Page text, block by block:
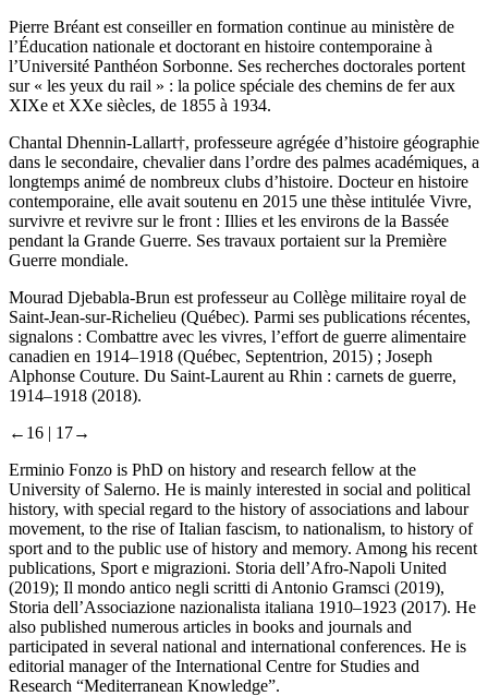
Pierre Bréant est conseiller en formation continue au ministère de
l’Éducation nationale et doctorant en histoire contemporaine à
l’Université Panthéon Sorbonne. Ses recherches doctorales portent
sur « les yeux du rail » : la police spéciale des chemins de fer aux
XIXe et XXe siècles, de 1855 à 1934.
Chantal Dhennin-Lallart†, professeure agrégée d’histoire géographie
dans le secondaire, chevalier dans l’ordre des palmes académiques, a
longtemps animé de nombreux clubs d’histoire. Docteur en histoire
contemporaine, elle avait soutenu en 2015 une thèse intitulée Vivre,
survivre et revivre sur le front : Illies et les environs de la Bassée
pendant la Grande Guerre. Ses travaux portaient sur la Première
Guerre mondiale.
Mourad Djebabla-Brun est professeur au Collège militaire royal de
Saint-Jean-sur-Richelieu (Québec). Parmi ses publications récentes,
signalons : Combattre avec les vivres, l’effort de guerre alimentaire
canadien en 1914–1918 (Québec, Septentrion, 2015) ; Joseph
Alphonse Couture. Du Saint-Laurent au Rhin : carnets de guerre,
1914–1918 (2018).
←16 | 17→
Erminio Fonzo is PhD on history and research fellow at the
University of Salerno. He is mainly interested in social and political
history, with special regard to the history of associations and labour
movement, to the rise of Italian fascism, to nationalism, to history of
sport and to the public use of history and memory. Among his recent
publications, Sport e migrazioni. Storia dell’Afro-Napoli United
(2019); Il mondo antico negli scritti di Antonio Gramsci (2019),
Storia dell’Associazione nazionalista italiana 1910–1923 (2017). He
also published numerous articles in books and journals and
participated in several national and international conferences. He is
editorial manager of the International Centre for Studies and
Research “Mediterranean Knowledge”.